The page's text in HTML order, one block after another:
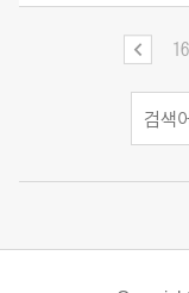
16